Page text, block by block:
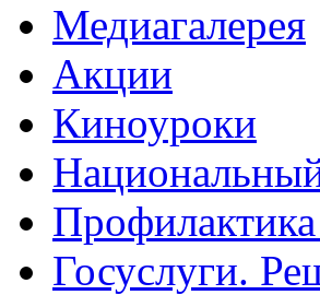
Медиагалерея
Акции
Киноуроки
Госуслуги.